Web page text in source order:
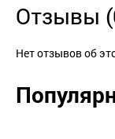
Отзывы
Нет отзывов об